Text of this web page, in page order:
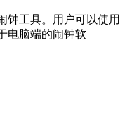
钟工具。用户可以使
电脑端的闹钟软